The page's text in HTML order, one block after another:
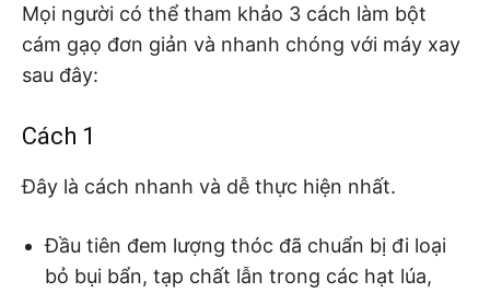
Mọi người có thể tham khảo 3 cách làm bột
cám gạọ đơn giản và nhanh chóng với máy xay
sau đây:
Cách 1
Đây là cách nhanh và dễ thực hiện nhất.
Đầu tiên đem lượng thóc đã chuẩn bị đi loại
bỏ bụi bẩn, tạp chất lẫn trong các hạt lúa,